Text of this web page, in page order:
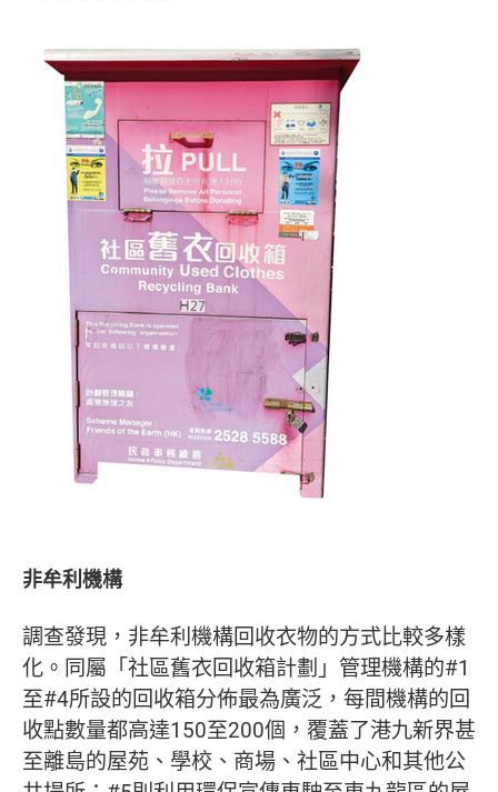
非牟利機構
調查發現，非牟利機構回收衣物的方式比較多樣
化。同屬「社區舊衣回收箱計劃」管理機構的#1
至#4所設的回收箱分佈最為廣泛，每間機構的回
收點數量都高達150至200個，覆蓋了港九新界甚
至離島的屋苑、學校、商場、社區中心和其他公